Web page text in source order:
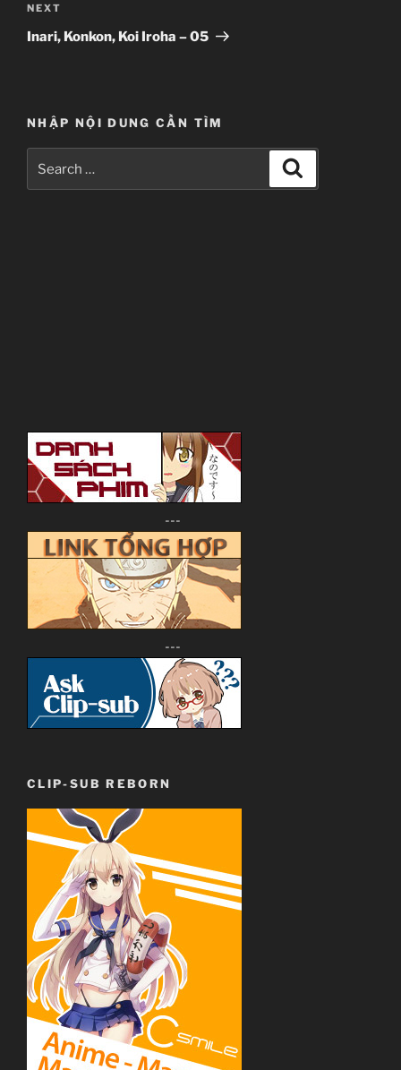
Next
Post
NEXT
Inari, Konkon, Koi Iroha – 05
NHẬP NỘI DUNG CẦN TÌM
for:
---
---
CLIP-SUB REBORN